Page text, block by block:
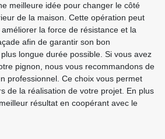
meilleure idée pour changer le côté
de la maison. Cette opération peut
la force de résistance et la
afin de garantir son bon
longue durée possible. Si vous avez
pignon, nous vous recommandons de
professionnel. Ce choix vous permet
de la réalisation de votre projet. En plus
résultat en coopérant avec le